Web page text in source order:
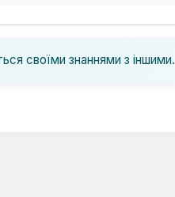
своїми знаннями з іншими.